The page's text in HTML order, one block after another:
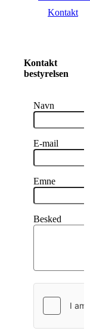
Kontakt
Kontakt
bestyrelsen
Navn
E-mail
Emne
Besked